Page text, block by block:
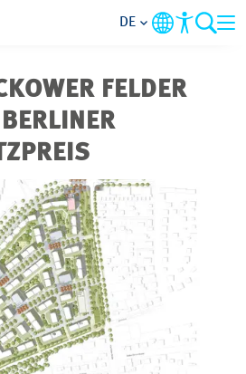
MARKETS
SERVICES
UNTERNEHMEN
IM FOKUS
KARRIERE
PROJEKTE
DE
FELDER